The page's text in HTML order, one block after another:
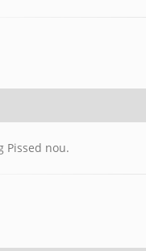
Pissed nou.